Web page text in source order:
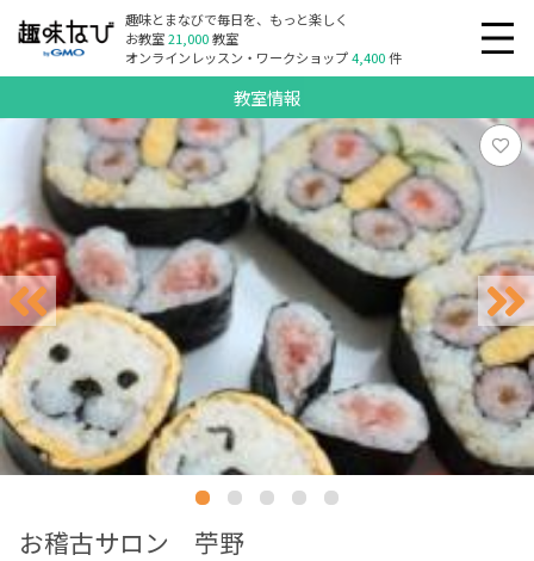
趣味とまなびで毎日を、もっと楽しく
お教室21,000教室
オンラインレッスン・ワークショップ4,400件
教室情報
お稽古サロン 苧野